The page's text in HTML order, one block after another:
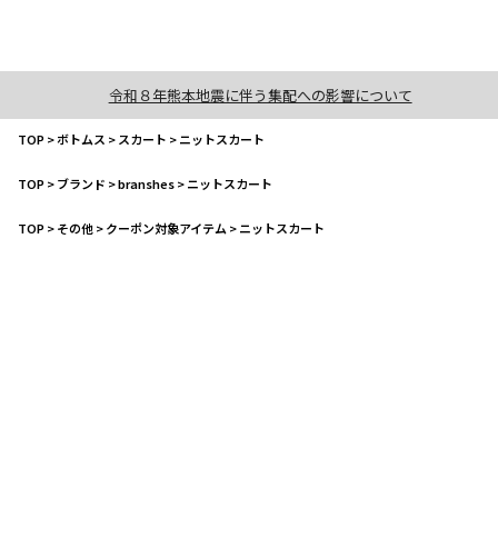
令和８年熊本地震に伴う集配への影響について
TOP>ボトムス >スカート >ニットスカート
TOP>ブランド >branshes>ニットスカート
TOP>その他>クーポン対象アイテム >ニットスカート